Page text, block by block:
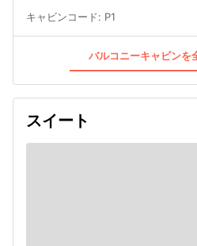
キャビンコード: P1
バルコニーキャビンを
スイート